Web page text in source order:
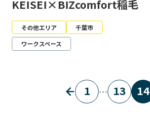
KEISEI×BIZcomfort稲毛
その他エリア
千葉市
ワークスペース
1 … 13 14